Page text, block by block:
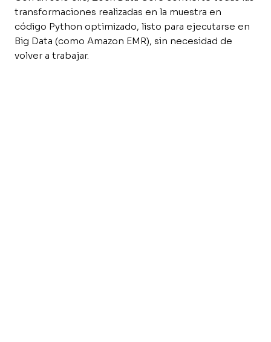
transformaciones realizadas en la muestra en
código Python optimizado, listo para ejecutarse en
Big Data (como Amazon EMR), sin necesidad de
volver a trabajar.